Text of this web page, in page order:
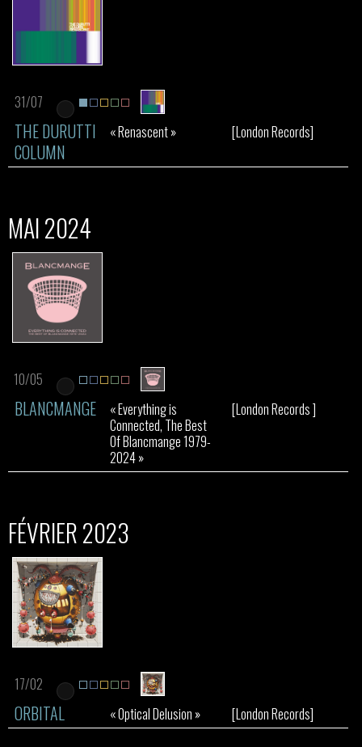
31/07
THE DURUTTI
COLUMN
« Renascent » [London Records]
MAI 2024
10/05
BLANCMANGE
« Everything is
Connected, The Best
Of Blancmange 1979-
2024 »
[London Records ]
FÉVRIER 2023
17/02
ORBITAL « Optical Delusion » [London Records]